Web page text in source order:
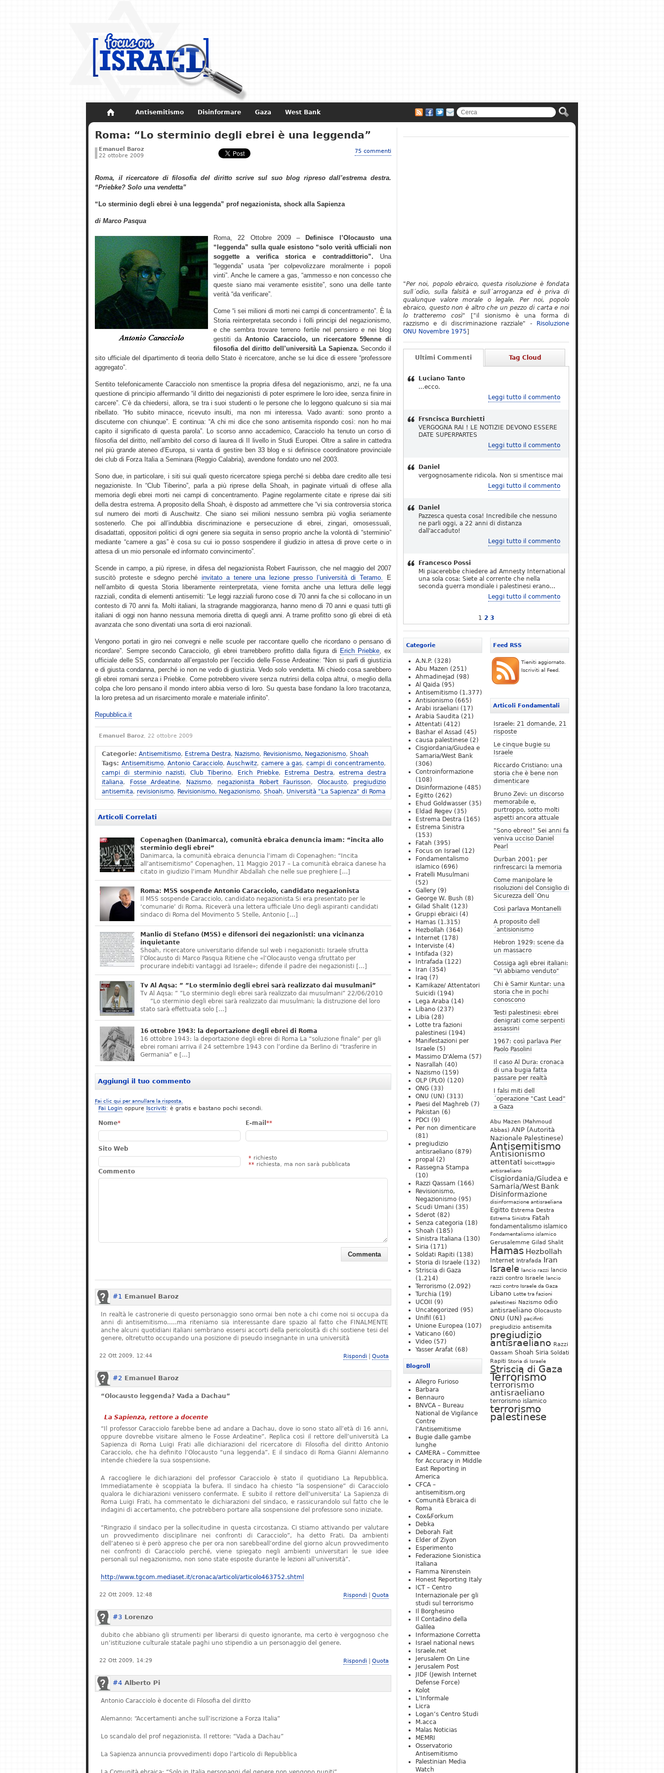
Antisemitismo Disinformare Gaza West Bank
Non dimenticare Storia di Israele
Roma: “Lo sterminio degli ebrei è una leggenda”
Emanuel Baroz
22 ottobre 2009
75 commenti
Roma, il ricercatore di filosofia del diritto scrive sul suo blog ripreso dall’estrema destra.
“Priebke? Solo una vendetta”
“Lo sterminio degli ebrei è una leggenda” prof negazionista, shock alla Sapienza
di Marco Pasqua
Roma, 22 Ottobre 2009 –
Definisce l’Olocausto una
“leggenda” sulla quale esistono “solo verità ufficiali non
soggette a verifica storica e contraddittorio”. Una
“leggenda” usata “per colpevolizzare moralmente i popoli
vinti”. Anche le camere a gas, “ammesso e non concesso che
queste siano mai veramente esistite”, sono una delle tante
verità “da verificare”.
Come “i sei milioni di morti nei campi di concentramento”. È la
Storia reinterpretata secondo i folli principi del negazionismo,
e che sembra trovare terreno fertile nel pensiero e nei blog
gestiti daAntonio Caracciolo, un ricercatore 59enne di
filosofia del diritto dell’università La Sapienza. Secondo il
sito ufficiale del dipartimento di teoria dello Stato è ricercatore, anche se lui dice di essere “professore
aggregato”.
Sentito telefonicamente Caracciolo non smentisce la propria difesa del negazionismo, anzi, ne fa una
questione di principio affermando “il diritto dei negazionisti di poter esprimere le loro idee, senza finire in
carcere”. C’è da chiedersi, allora, se tra i suoi studenti o le persone che lo leggono qualcuno si sia mai
ribellato. “Ho subito minacce, ricevuto insulti, ma non mi interessa. Vado avanti: sono pronto a
discuterne con chiunque”. E continua: “A chi mi dice che sono antisemita rispondo così: non ho mai
capito il significato di questa parola”. Lo scorso anno accademico, Caracciolo ha tenuto un corso di
filosofia del diritto, nell’ambito del corso di laurea di II livello in Studi Europei. Oltre a salire in cattedra
nel più grande ateneo d’Europa, si vanta di gestire ben 33 blog e si definisce coordinatore provinciale
dei club di Forza Italia a Seminara (Reggio Calabria), avendone fondato uno nel 2003.
Sono due, in particolare, i siti sui quali questo ricercatore spiega perché si debba dare credito alle tesi
negazioniste. In “Club Tiberino”, parla a più riprese della Shoah, in paginate virtuali di offese alla
memoria degli ebrei morti nei campi di concentramento. Pagine regolarmente citate e riprese dai siti
della destra estrema. A proposito della Shoah, è disposto ad ammettere che “vi sia controversia storica
sul numero dei morti di Auschwitz. Che siano sei milioni nessuno sembra più voglia seriamente
sostenerlo. Che poi all’indubbia discriminazione e persecuzione di ebrei, zingari, omosessuali,
disadattati, oppositori politici di ogni genere sia seguita in senso proprio anche la volontà di “sterminio”
mediante “camere a gas” è cosa su cui io posso sospendere il giudizio in attesa di prove certe o in
attesa di un mio personale ed informato convincimento”.
Scende in campo, a più riprese, in difesa del negazionista Robert Faurisson, che nel maggio del 2007
suscitò proteste e sdegno perché invitato a tenere una lezione presso l’università di Teramo. E
nell’ambito di questa Storia liberamente reinterpretata, viene fornita anche una lettura delle leggi
razziali, condita di elementi antisemiti: “Le leggi razziali furono cose di 70 anni fa che si collocano in un
contesto di 70 anni fa. Molti italiani, la stragrande maggioranza, hanno meno di 70 anni e quasi tutti gli
italiani di oggi non hanno nessuna memoria diretta di quegli anni. A trarne profitto sono gli ebrei di età
avanzata che sono diventati una sorta di eroi nazionali.
Vengono portati in giro nei convegni e nelle scuole per raccontare quello che ricordano o pensano di
ricordare”. Sempre secondo Caracciolo, gli ebrei trarrebbero profitto dalla figura di Erich Priebke, ex
ufficiale delle SS, condannato all’ergastolo per l’eccidio delle Fosse Ardeatine: “Non si parli di giustizia
e di giusta condanna, perché io non ne vedo di giustizia. Vedo solo vendetta. Mi chiedo cosa sarebbero
gli ebrei romani senza i Priebke. Come potrebbero vivere senza nutrirsi della colpa altrui, o meglio della
colpa che loro pensano il mondo intero abbia verso di loro. Su questa base fondano la loro tracotanza,
la loro pretesa ad un risarcimento morale e materiale infinito”.
Repubblica.it
Emanuel Baroz, 22 ottobre 2009
Categorie: Antisemitismo, Estrema Destra, Nazismo, Revisionismo, Negazionismo, Shoah
Tags: Antisemitismo,Antonio Caracciolo,Auschwitz,camere a gas, campi di concentramento,
campi di sterminio nazisti,Club Tiberino, Erich Priebke, Estrema Destra, estrema destra
italiana, Fosse Ardeatine, Nazismo, negazionista Robert Faurisson, Olocausto, pregiudizio
antisemita, revisionismo, Revisionismo, Negazionismo, Shoah, Università "La Sapienza" di Roma
Articoli Correlati
Copenaghen (Danimarca), comunità ebraica denuncia imam: “incita allo
sterminio degli ebrei”
Danimarca, la comunità ebraica denuncia l’imam di Copenaghen: “Incita
all’antisemitismo” Copenaghen, 11 Maggio 2017 – La comunità ebraica danese ha
citato in giudizio l’imam Mundhir Abdallah che nelle sue preghiere […]
Roma: M5S sospende Antonio Caracciolo, candidato negazionista
Il M5S sospende Caracciolo, candidato negazionista Si era presentato per le
‘comunarie’ di Roma. Riceverà una lettera ufficiale Uno degli aspiranti candidati
sindaco di Roma del Movimento 5 Stelle, Antonio […]
Manlio di Stefano (M5S) e difensori dei negazionisti: una vicinanza
inquietante
Shoah, ricercatore universitario difende sul web i negazionisti: Israele sfrutta
l’Olocausto di Marco Pasqua Ritiene che «l’Olocausto venga sfruttato per
procurare indebiti vantaggi ad Israele»; difende il padre dei negazionisti […]
Tv Al Aqsa: ” ”Lo sterminio degli ebrei sarà realizzato dai musulmani”
Tv Al Aqsa: ” ”Lo sterminio degli ebrei sarà realizzato dai musulmani” 22/06/2010
”Lo sterminio degli ebrei sarà realizzato dai musulmani; la distruzione del loro
stato sarà effettuata solo […]
16 ottobre 1943: la deportazione degli ebrei di Roma
16 ottobre 1943: la deportazione degli ebrei di Roma La “soluzione finale” per gli
ebrei romani arriva il 24 settembre 1943 con l’ordine da Berlino di “trasferire in
Germania” e […]
Aggiungi il tuo commento
Fai clic qui per annullare la risposta.
Fai Login oppure Iscriviti: è gratis e bastano pochi secondi.
Nome* E-mail **
Sito Web
* richiesto
** richiesta, ma non sarà pubblicata
Commento
#1 Emanuel Baroz
In realtà le castronerie di questo personaggio sono ormai ben note a chi come noi si occupa da
anni di antisemitismo…..ma riteniamo sia interessante dare spazio al fatto che FINALMENTE
anche alcuni quotidiani italiani sembrano essersi accorti della pericolosità di chi sostiene tesi del
genere, oltretutto occupando una posizione di pseudo insegnante in una università
22 Ott 2009, 12:44 Rispondi Quota
#2 Emanuel Baroz
“Olocausto leggenda? Vada a Dachau”
La Sapienza, rettore a docente
“Il professor Caracciolo farebbe bene ad andare a Dachau, dove io sono stato all’età di 16 anni,
oppure dovrebbe visitare almeno le Fosse Ardeatine”. Replica così il rettore dell’università La
Sapienza di Roma Luigi Frati alle dichiarazioni del ricercatore di Filosofia del diritto Antonio
Caracciolo, che ha definito l’Olocausto “una leggenda”. E il sindaco di Roma Gianni Alemanno
intende chiedere la sua sospensione.
A raccogliere le dichiarazioni del professor Caracciolo è stato il quotidiano La Repubblica.
Immediatamente è scoppiata la bufera. Il sindaco ha chiesto “la sospensione” di Caracciolo
qualora le dichiarazioni venissero confermate. E subito il rettore dell’universita’ La Sapienza di
Roma Luigi Frati, ha commentato le dichiarazioni del sindaco, e rassicurandolo sul fatto che le
indagini di accertamento, che potrebbero portare alla sospensione del professore sono iniziate.
“Ringrazio il sindaco per la sollecitudine in questa circostanza. Ci stiamo attivando per valutare
un provvedimento disciplinare nei confronti di Caracciolo”, ha detto Frati. Da ambienti
dell’ateneo si è però appreso che per ora non sarebbeall’ordine del giorno alcun provvedimento
nei confronti di Caracciolo perché, viene spiegato negli ambienti universitari le sue idee
personali sul negazionismo, non sono state esposte durante le lezioni all’università”.
http://www.tgcom.mediaset.it/cronaca/articoli/articolo463752.shtml
22 Ott 2009, 12:48 Rispondi Quota
#3 Lorenzo
dubito che abbiano gli strumenti per liberarsi di questo ignorante, ma certo è vergognoso che
un’istituzione culturale statale paghi uno stipendio a un personaggio del genere.
22 Ott 2009, 14:29 Rispondi Quota
#4 Alberto Pi
Antonio Caracciolo è docente di Filosofia del diritto
Alemanno: “Accertamenti anche sull’iscrizione a Forza Italia”
Lo scandalo del prof negazionista. Il rettore: “Vada a Dachau”
La Sapienza annuncia provvedimenti dopo l’articolo di Repubblica
"Per noi, popolo ebraico, questa risoluzione è fondata
sull´odio, sulla falsità e sull´arroganza ed è priva di
qualunque valore morale o legale. Per noi, popolo
ebraico, questo non è altro che un pezzo di carta e noi
lo tratteremo così" ["il sionismo è una forma di
razzismo e di discriminazione razziale" -
Risoluzione
ONU Novembre 1975]
Ultimi Commenti Tag Cloud
Luciano Tanto
...ecco.
Leggi tutto il commento
Frsncisca Burchietti
VERGOGNA RAI ! LE NOTIZIE DEVONO ESSERE
DATE SUPERPARTES
Leggi tutto il commento
Daniel
vergognosamente ridicola. Non si smentisce mai
Leggi tutto il commento
Daniel
Pazzesca questa cosa! Incredibile che nessuno
ne parli oggi, a 22 anni di distanza
dall'accaduto!
Leggi tutto il commento
Francesco Possi
Mi piacerebbe chiedere ad Amnesty International
una sola cosa: Siete al corrente che nella
seconda guerra mondiale i palestinesi erano…
Leggi tutto il commento
1 2 3
Feed RSS
Tieniti aggiornato.
Iscriviti al Feed.
Articoli Fondamentali
Israele: 21 domande, 21
risposte
Le cinque bugie su
Israele
Riccardo Cristiano: una
storia che è bene non
dimenticare
Bruno Zevi: un discorso
memorabile e,
purtroppo, sotto molti
aspetti ancora attuale
"Sono ebreo!" Sei anni fa
veniva ucciso Daniel
Pearl
Durban 2001: per
rinfrescarci la memoria
Come manipolare le
risoluzioni del Consiglio di
Sicurezza dell´Onu
Così parlava Montanelli
A proposito dell
´antisionismo
Hebron 1929: scene da
un massacro
Cossiga agli ebrei italiani:
"Vi abbiamo venduto"
Chi è Samir Kuntar: una
storia che in pochi
conoscono
Testi palestinesi: ebrei
denigrati come serpenti
assassini
1967: così parlava Pier
Paolo Pasolini
Il caso Al Dura: cronaca
di una bugia fatta
passare per realtà
I falsi miti dell
´operazione "Cast Lead"
a Gaza
Abu Mazen (Mahmoud
Abbas) ANP (Autorità
Nazionale Palestinese)
Antisemitismo
Antisionismo
attentati boicottaggio
antisraeliano
Cisgiordania/Giudea e
Samaria/West Bank
Disinformazione
disinformazione antisraeliana
Egitto Estrema Destra
Estrema Sinistra Fatah
fondamentalismo islamico
Fondamentalismo islamico
Gerusalemme Gilad Shalit
Hamas Hezbollah
Internet Intrafada Iran
Israele lancio razzi
lancio
razzi contro Israele lancio
razzi contro Israele da Gaza
Libano Lotte tra fazioni
palestinesi Nazismo odio
antisraeliano Olocausto
ONU (UN) pacifinti
pregiudizio antisemita
pregiudizio
antisraeliano Razzi
Qassam Shoah Siria Soldati
Rapiti Storia di Israele
Striscia di Gaza
Terrorismo
terrorismo
antisraeliano
terrorismo islamico
terrorismo
palestinese
Categorie
A.N.P. (328)
Abu Mazen (251)
Ahmadinejad (98)
Al Qaida (95)
Antisemitismo (1.377)
Antisionismo (665)
Arabi israeliani (17)
Arabia Saudita (21)
Attentati (412)
Bashar el Assad (45)
causa palestinese (2)
Cisgiordania/Giudea e
Samaria/West Bank
(306)
Controinformazione
(108)
Disinformazione (485)
Egitto (262)
Ehud Goldwasser (35)
Eldad Regev (35)
Estrema Destra (165)
Estrema Sinistra
(153)
Fatah (395)
Focus on Israel (12)
Fondamentalismo
islamico (696)
Fratelli Musulmani
(52)
Gallery (9)
George W. Bush (8)
Gilad Shalit (123)
Gruppi ebraici (4)
Hamas (1.315)
Hezbollah (364)
Internet (178)
Interviste (4)
Intifada (32)
Intrafada (122)
Iran (354)
Iraq (7)
Kamikaze/ Attentatori
Suicidi (194)
Lega Araba (14)
Libano (237)
Libia (28)
Lotte tra fazioni
palestinesi (194)
Manifestazioni per
Israele (5)
Massimo D'Alema (57)
Nasrallah (40)
Nazismo (159)
OLP (PLO) (120)
ONG (33)
ONU (UN) (313)
Paesi del Maghreb (7)
Pakistan (6)
PDCI
(9)
Per non dimenticare
(81)
pregiudizio
antisraeliano (879)
propal (2)
Rassegna Stampa
(10)
Razzi Qassam (166)
Revisionismo,
Negazionismo (95)
Scudi Umani (35)
Sderot (82)
Senza categoria (18)
Shoah (185)
Sinistra Italiana (130)
Siria (171)
Soldati Rapiti (138)
Storia di Israele (132)
Striscia di Gaza
(1.214)
Terrorismo (2.092)
Turchia (19)
UCOII
(9)
Uncategorized (95)
Unifil
(61)
Unione Europea (107)
Vaticano (60)
Video (57)
Yasser Arafat (68)
Blogroll
Allegro Furioso
Barbara
Bennauro
BNVCA – Bureau
National de Vigilance
Contre
l’Antisemitisme
Bugie dalle gambe
lunghe
CAMERA – Committee
for Accuracy in Middle
East Reporting in
America
CFCA –
antisemitism.org
Comunità Ebraica di
Roma
Cox&Forkum
Debka
Deborah Fait
Elder of Ziyon
Esperimento
Federazione Sionistica
Italiana
Fiamma Nirenstein
Honest Reporting Italy
ICT – Centro
Internazionale per gli
studi sul terrorismo
Il Borghesino
Il Contadino della
Galilea
Informazione Corretta
Israel national news
Israele.net
Jerusalem On Line
Jerusalem Post
JIDF (Jewish Internet
Defense Force)
Kolot
L'Informale
Licra
Logan’s Centro Studi
M.acca
Malas Noticias
MEMRI
Osservatorio
Antisemitismo
Palestinian Media
Watch